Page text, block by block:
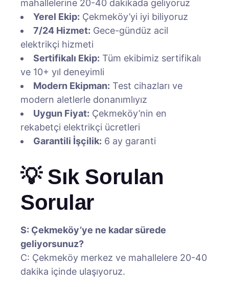
mahallelerine 20-40 dakikada geliyoruz
Yerel Ekip: Çekmeköy’yi iyi biliyoruz
7/24 Hizmet: Gece-gündüz acil
elektrikçi hizmeti
Sertifikalı Ekip: Tüm ekibimiz sertifikalı
ve 10+ yıl deneyimli
Modern Ekipman: Test cihazları ve
modern aletlerle donanımlıyız
Uygun Fiyat: Çekmeköy’nin en
rekabetçi elektrikçi ücretleri
Garantili İşçilik: 6 ay garanti
💡 Sık Sorulan
Sorular
S: Çekmeköy’ye ne kadar sürede
geliyorsunuz?
C: Çekmeköy merkez ve mahallelere 20-40
dakika içinde ulaşıyoruz.